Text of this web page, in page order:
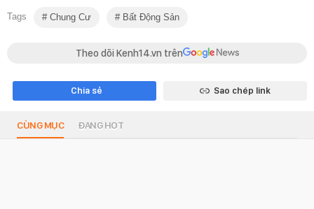
Tags Chung Cư Bất Động Sản
Theo dõi Kenh14.vn trên
Chia sẻ Sao chép link
CÙNG MỤC ĐANG HOT